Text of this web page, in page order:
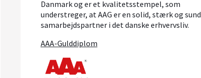
Danmark og er et kvalitetsstempel, som
understreger, at AAG er en solid, stærk og sund
samarbejdspartner i det danske erhvervsliv.
AAA-Gulddiplom